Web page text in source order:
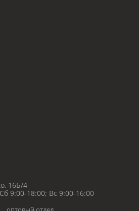
16Б/4
Сб 9:00-18:00; Вс 9:00-16:00